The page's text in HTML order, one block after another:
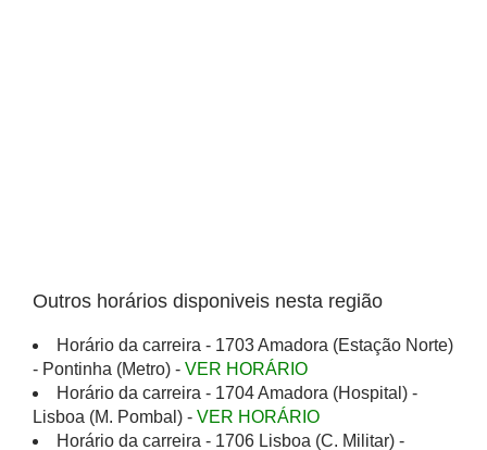
Outros horários disponiveis nesta região
Horário da carreira - 1703 Amadora (Estação Norte)
- Pontinha (Metro) - VER HORÁRIO
Horário da carreira - 1704 Amadora (Hospital) -
Lisboa (M. Pombal) - VER HORÁRIO
Horário da carreira - 1706 Lisboa (C. Militar) -